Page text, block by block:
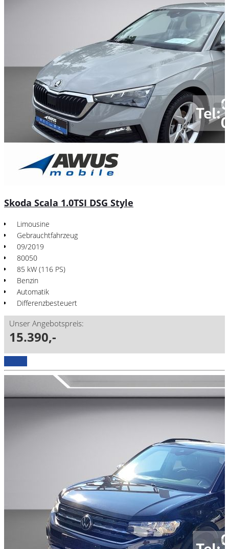
Skoda Scala 1.0TSI DSG Style
Limousine
Gebrauchtfahrzeug
09/2019
80050
85 kW (116 PS)
Benzin
Automatik
Differenzbesteuert
Unser Angebotspreis:
15.390,-